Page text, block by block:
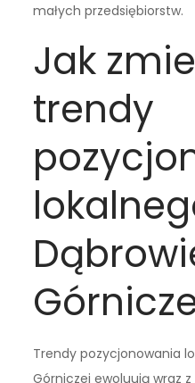
małych przedsiębiorstw.
Jak
trendy
Trendy pozycjonowania
Górniczej ewoluują wraz